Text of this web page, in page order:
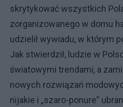
skrytykować wszystkich
zorganizowanego w domu
udzielił wywiadu, w którym
Jak stwierdził, ludzie w
światowymi trendami, a
nowych rozwiązań
nijakie i „szaro-ponure”